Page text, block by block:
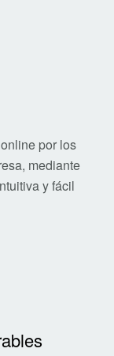
por los
mediante
y fácil